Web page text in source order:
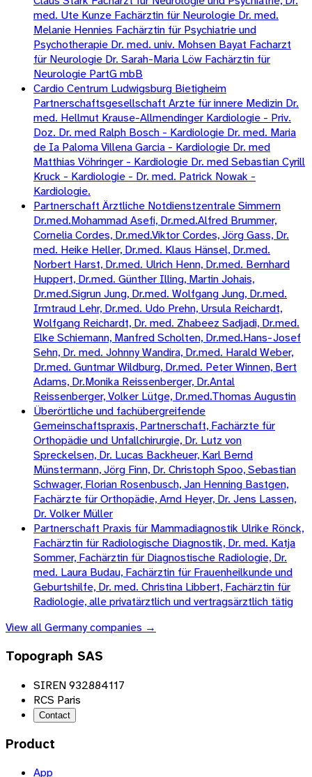
med. Ute Kunze Fachärztin für Neurologie Dr. med.
Melanie Hennies Fachärztin für Psychiatrie und
Psychotherapie Dr. med. univ. Mohsen Bayat Facharzt
für Neurologie Dr. Sarah-Maria Löw Fachärztin für
Neurologie PartG mbB
Cardio Centrum Ludwigsburg Bietigheim
Partnerschaftsgesellschaft Arzte für innere Medizin Dr.
med. Hellmut Krause-Allmendinger Kardiologie - Priv.
Doz. Dr. med Ralph Bosch - Kardiologie Dr. med. Maria
de Ia Paloma Villena Garcia - Kardiologie Dr. med
Matthias Vöhringer - Kardiologie Dr. med Sebastian Cyrill
Kruck - Kardiologie - Dr. med. Patrick Nowak -
Kardiologie.
Partnerschaft Ärztliche Notdienstzentrale Simmern
Dr.med.Mohammad Asefi, Dr.med.Alfred Brummer,
Cornelia Cordes, Dr.med.Viktor Cordes, Jörg Gass, Dr.
med. Heike Heller, Dr.med. Klaus Hänsel, Dr.med.
Norbert Harst, Dr.med. Ulrich Henn, Dr.med. Bernhard
Huppert, Dr.med. Günther Illing, Martin Johais,
Dr.med.Sigrun Jung, Dr.med. Wolfgang Jung, Dr.med.
Irmtraud Lehr, Dr.med. Udo Prehn, Ursula Reichardt,
Wolfgang Reichardt, Dr. med. Zhabeez Sadjadi, Dr.med.
Elke Schiemann, Manfred Scholten, Dr.med.Hans-Josef
Sehn, Dr. med. Johnny Wandira, Dr.med. Harald Weber,
Dr.med. Guntmar Wildburg, Dr.med. Peter Winnen, Bert
Adams, Dr.Monika Reissenberger, Dr.Antal
Reissenberger, Volker Lütge, Dr.med.Thomas Augustin
Überörtliche und fachübergreifende
Gemeinschaftspraxis, Partnerschaft, Fachärzte für
Orthopädie und Unfallchirurgie, Dr. Lutz von
Spreckelsen, Dr. Lucas Backheuer, Karl Bernd
Münstermann, Jörg Finn, Dr. Christoph Spoo, Sebastian
Schwager, Florian Rosenbusch, Jan Henning Bastgen,
Fachärzte für Orthopädie, Arnd Heyer, Dr. Jens Lassen,
Dr. Volker Müller
Partnerschaft Praxis für Mammadiagnostik Ulrike Rönck,
Fachärztin für Radiologische Diagnostik, Dr. med. Katja
Sommer, Fachärztin für Diagnostische Radiologie, Dr.
med. Laura Budau, Fachärztin für Frauenheilkunde und
Geburtshilfe, Dr. med. Christina Libbert, Fachärztin für
Radiologie, alle privatärztlich und vertragsärztlich tätig
View allGermanycompanies →
Topograph SAS
SIREN 932884117
RCS Paris
Contact
Product
App